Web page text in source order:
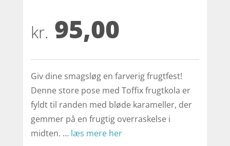
baseret
på
kundebedø
kr. 95,00
Giv dine smagsløg en farverig frugtfest!
Denne store pose med Toffix frugtkola er
fyldt til randen med bløde karameller, der
gemmer på en frugtig overraskelse i
midten. … læs mere her